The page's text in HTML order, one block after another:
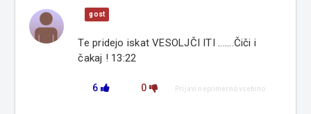
gost
Te pridejo iskat VESOLJČI ITI .......Čiči i
čakaj ! 13:22
6 0 Prijavi neprimerno vsebino